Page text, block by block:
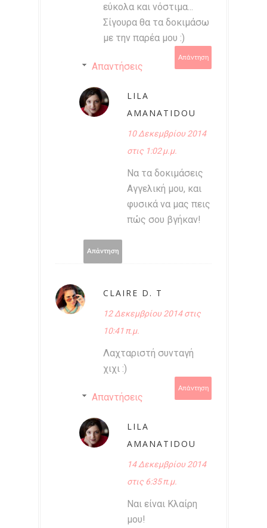
εύκολα και νόστιμα...
Σίγουρα θα τα δοκιμάσω
με την παρέα μου :)
Απάντηση
Απαντήσεις
LILA
AMANATIDOU
10 Δεκεμβρίου 2014
στις 1:02 μ.μ.
Να τα δοκιμάσεις
Αγγελική μου, και
φυσικά να μας πεις
πώς σου βγήκαν!
Απάντηση
CLAIRE D. T
12 Δεκεμβρίου 2014 στις
10:41 π.μ.
Λαχταριστή συνταγή
χιχι :)
Απάντηση
Απαντήσεις
LILA
AMANATIDOU
14 Δεκεμβρίου 2014
στις 6:35 π.μ.
Ναι είναι Κλαίρη
μου!